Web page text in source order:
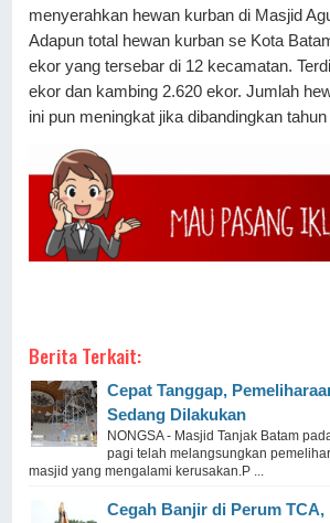
menyerahkan hewan kurban di Masjid
Adapun total hewan kurban se Kota
ekor yang tersebar di 12 kecamatan.
ekor dan kambing 2.620 ekor. Jumlah
ini pun meningkat jika dibandingkan
Berita Terkait:
Cepat Tanggap,
Sedang Dilakukan
NONGSA - Masjid Tanjak Batam
pagi telah melangsungkan
masjid yang mengalami kerusakan.P ...
Cegah Banjir di Perum TCA,